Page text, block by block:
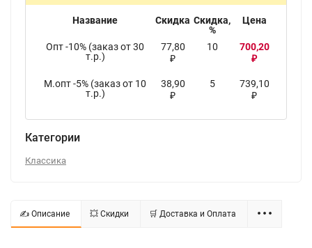
Название Скидка Скидка,
%
Цена
Опт -10% (заказ от 30
т.р.)
77,80
₽
10 700,20
₽
М.опт -5% (заказ от 10
т.р.)
38,90
₽
5 739,10
₽
Категории
Классика
✍ Описание 💥 Скидки 🛒 Доставка и Оплата